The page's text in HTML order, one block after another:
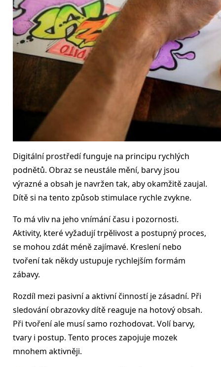
Digitální prostředí funguje na principu rychlých
podnětů. Obraz se neustále mění, barvy jsou
výrazné a obsah je navržen tak, aby okamžitě zaujal.
Dítě si na tento způsob stimulace rychle zvykne.
To má vliv na jeho vnímání času i pozornosti.
Aktivity, které vyžadují trpělivost a postupný proces,
se mohou zdát méně zajímavé. Kreslení nebo
tvoření tak někdy ustupuje rychlejším formám
zábavy.
Rozdíl mezi pasivní a aktivní činností je zásadní. Při
sledování obrazovky dítě reaguje na hotový obsah.
Při tvoření ale musí samo rozhodovat. Volí barvy,
tvary i postup. Tento proces zapojuje mozek
mnohem aktivněji.